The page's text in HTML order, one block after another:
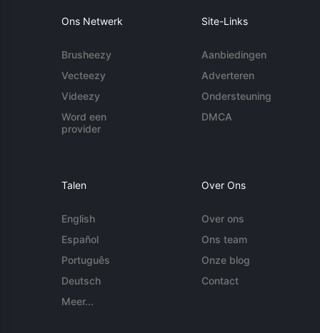
Ons Netwerk
Brusheezy
Vecteezy
Videezy
Word een
provider
Site-Links
Aanbiedingen
Adverteren
Ondersteuning
DMCA
Talen
English
Español
Português
Deutsch
Meer...
Over Ons
Over ons
Ons team
Onze blog
Contact